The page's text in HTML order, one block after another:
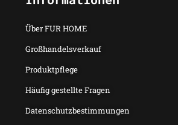
Über FUR HOME
Großhandelsverkauf
Produktpflege
Häufig gestellte Fragen
Datenschutzbestimmungen